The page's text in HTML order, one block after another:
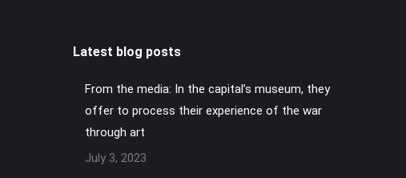
Latest blog posts
From the media: In the capital’s museum, they
offer to process their experience of the war
through art
July 3, 2023